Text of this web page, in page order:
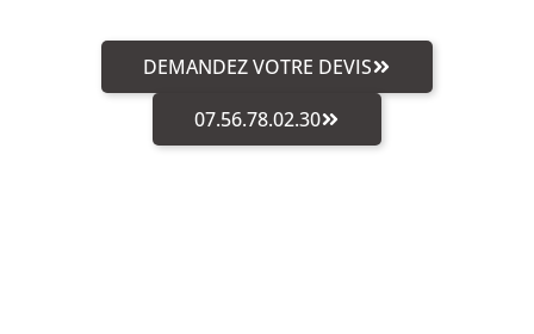
DEMANDEZ VOTRE DEVIS
07.56.78.02.30